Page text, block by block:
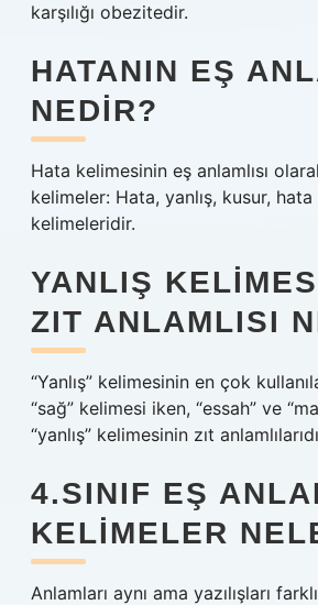
karşılığı obezitedir.
HATANIN EŞ
NEDIR?
Hata kelimesinin eş anlamlısı
kelimeler: Hata, yanlış, kusur,
kelimeleridir.
YANLIŞ
ZIT ANLAMLISI
“Yanlış” kelimesinin en çok
“sağ” kelimesi iken, “essah” ve
“yanlış” kelimesinin zıt
4.SINIF EŞ
KELIMELER
Anlamları aynı ama yazılışları